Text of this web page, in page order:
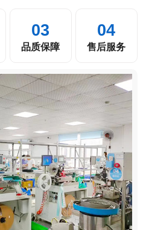
03
品质保障
04
售后服务